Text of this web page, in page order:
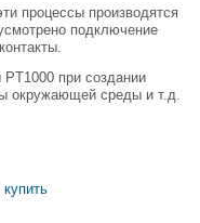
процессы производятся
подключение
при создании
окружающей среды и т.д.
купить